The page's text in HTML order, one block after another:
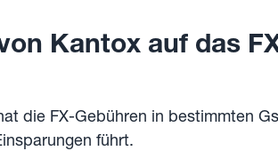
Kantox auf das
die FX-Gebühren in bestimmten
führt.